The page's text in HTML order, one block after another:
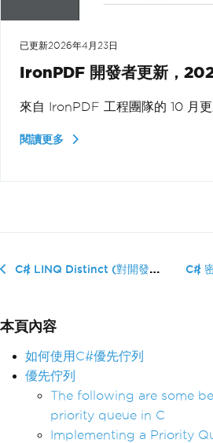
已更新2026年4月23日
IronPDF 開發者更新，
來自 IronPDF 工程團隊的 10 月更
閱讀更多
C# LINQ Distinct (對開發者如何運作)
本頁內容
如何使用C#優先佇列
優先佇列
The following are some
priority queue in C
Implementing a Priority